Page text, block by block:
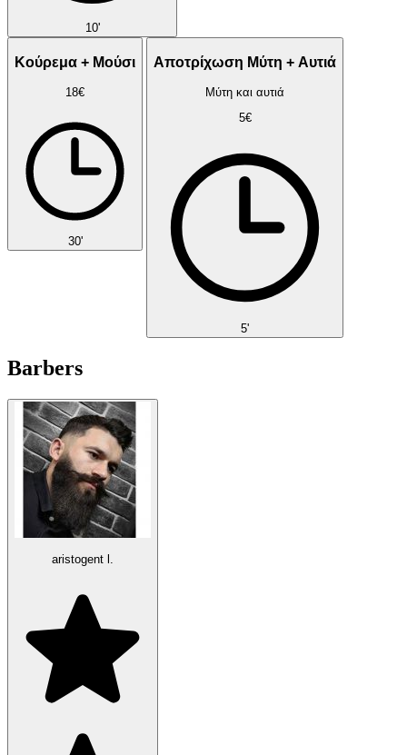
10'
Κούρεμα + Μούσι
18€
30'
Αποτρίχωση Μύτη + Αυτιά
Μύτη και αυτιά
5€
5'
Barbers
aristogent l.